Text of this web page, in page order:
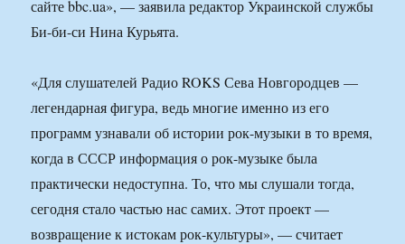
сайте bbc.ua», — заявила редактор Украинской службы
Би-би-си Нина Курьята.
«Для слушателей Радио ROKS Сева Новгородцев —
легендарная фигура, ведь многие именно из его
программ узнавали об истории рок-музыки в то время,
когда в СССР информация о рок-музыке была
практически недоступна. То, что мы слушали тогда,
сегодня стало частью нас самих. Этот проект —
возвращение к истокам рок-культуры», — считает